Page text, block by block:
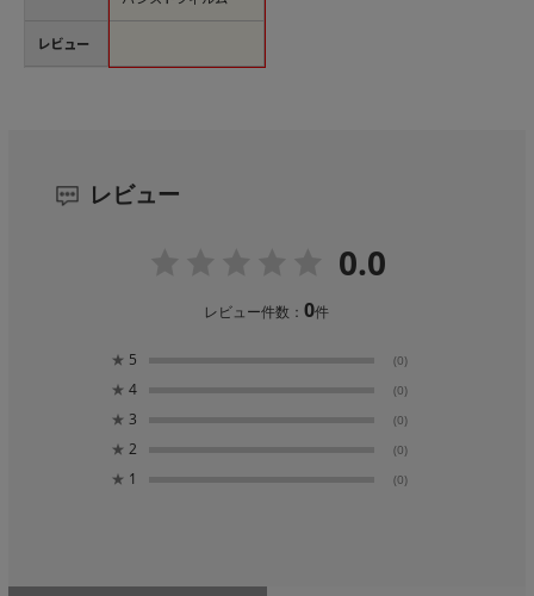
レビュー
レビュー
0.0
レビュー件数：0件
★ 5 (0)
★ 4 (0)
★ 3 (0)
★ 2 (0)
★ 1 (0)